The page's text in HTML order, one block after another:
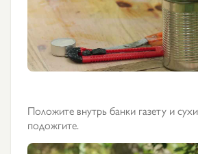
Положите внутрь банки газету и
подожгите.